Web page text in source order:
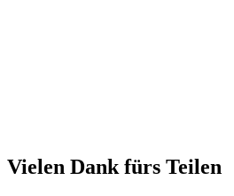
Vielen Dank fürs Teilen